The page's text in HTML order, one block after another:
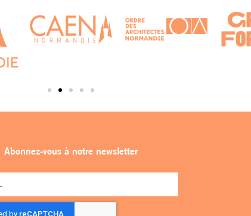
Abonnez-vous à notre newsletter